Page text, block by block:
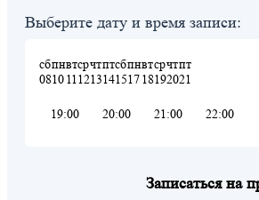
Выберите дату и время записи:
сб
08
пн
10
вт
11
ср
12
чт
13
пт
14
сб
15
пн
17
вт
18
ср
19
чт
20
пт
21
19:00 20:00 21:00 22:00
Записаться на